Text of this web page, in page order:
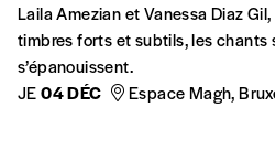
Laila Amezian et Vanessa Diaz
timbres forts et subtils, les chants
s’épanouissent.
JE04 DÉC Espace Magh,